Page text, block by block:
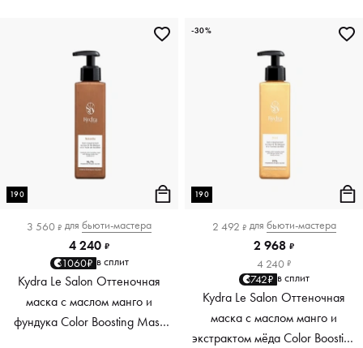
190
3 560 ₽ для бьюти-мастера
4 240 ₽
1060₽ в сплит
Kydra Le Salon Оттеночная
маска с маслом манго и
фундука Color Boosting Mask
190
2 492 ₽ для бьюти-мастера
2 968 ₽
4 240 ₽
742₽ в сплит
Kydra Le Salon Оттеночная
маска с маслом манго и
экстрактом мёда Color Boosting
-30%